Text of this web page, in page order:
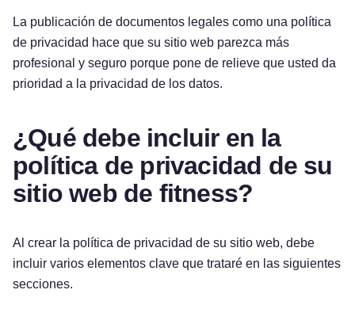
La publicación de documentos legales como una política
de privacidad hace que su sitio web parezca más
profesional y seguro porque pone de relieve que usted da
prioridad a la privacidad de los datos.
¿Qué debe incluir en la
política de privacidad de su
sitio web de fitness?
Al crear la política de privacidad de su sitio web, debe
incluir varios elementos clave que trataré en las siguientes
secciones.